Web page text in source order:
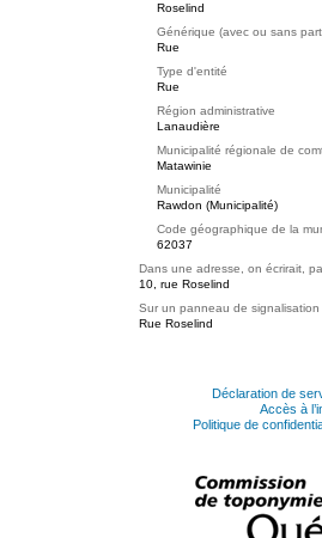
Roselind
Générique (avec ou sans
Rue
Type d'entité
Rue
Région administrative
Lanaudière
Municipalité régionale de
Matawinie
Municipalité
Rawdon (Municipalité)
Code géographique de la
62037
Dans une adresse, on écrirait,
10, rue Roselind
Sur un panneau de
Rue Roselind
Déclaration de
Accès à
Politique de